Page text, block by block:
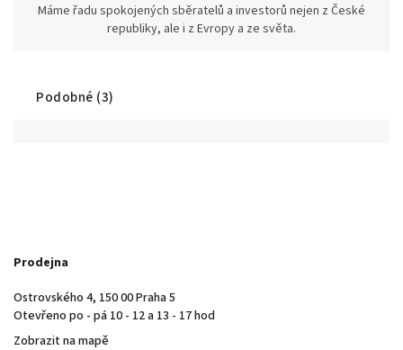
Máme řadu spokojených sběratelů a investorů nejen z České
republiky, ale i z Evropy a ze světa.
Podobné (3)
Prodejna
Ostrovského 4, 150 00 Praha 5
Otevřeno po - pá 10 - 12 a 13 - 17 hod
Zobrazit na mapě